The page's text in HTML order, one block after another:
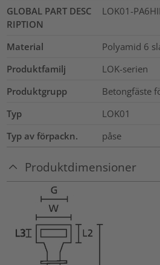
GLOBAL PART DESC
RIPTION
LOK01-
Material
Polyamid 6
Produktfamilj
LOK-serien
Produktgrupp
Betongfäste
Typ
LOK01
Typ av förpackn.
påse
Produktdimensioner